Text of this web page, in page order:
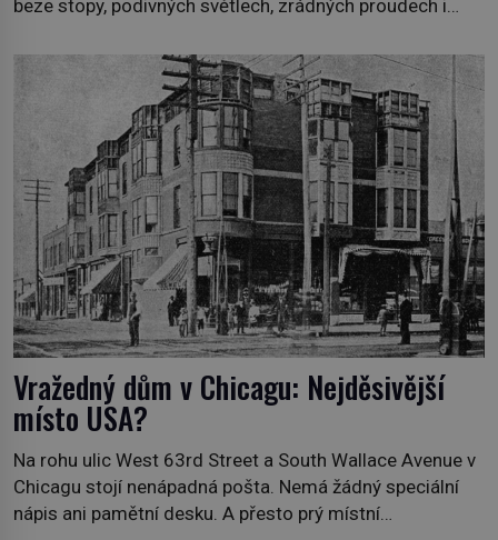
beze stopy, podivných světlech, zrádných proudech i
dávných legendách. Je tichomořský Dračí trojúhelník
skutečně prokletým místem, nebo se zde jen
nebezpečná příroda proměnila v jednu z
nejpůsobivějších námořních záhad? […]
Vražedný dům v Chicagu: Nejděsivější
místo USA?
Na rohu ulic West 63rd Street a South Wallace Avenue v
Chicagu stojí nenápadná pošta. Nemá žádný speciální
nápis ani pamětní desku. A přesto prý místní